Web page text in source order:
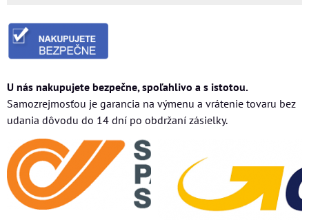
U nás nakupujete bezpečne, spoľahlivo a s istotou.
Samozrejmosťou je garancia na výmenu a vrátenie tovaru bez
udania dôvodu do 14 dní po obdržaní zásielky.